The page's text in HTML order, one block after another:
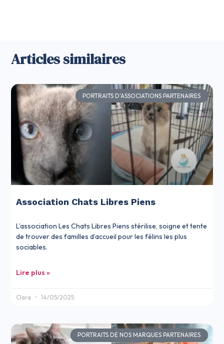
Articles similaires
PORTRAITS D'ASSOCIATIONS PARTENAIRES
Association Chats Libres Piens
L’association Les Chats Libres Piens stérilise, soigne et tente
de trouver des familles d’accueil pour les félins les plus
sociables.
Lire plus »
Clara 14/05/2025
PORTRAITS DE NOS MARQUES PARTENAIRES